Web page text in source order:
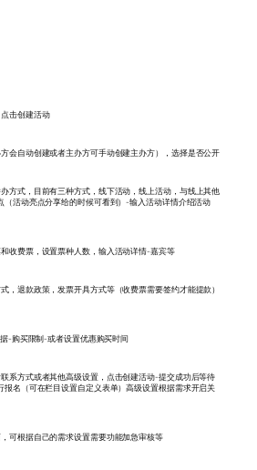
击创建活动
会自动创建或者主办方可手动创建主办方），选择是否公开
方式，目前有三种方式，线下活动，线上活动，与线上其他
（活动亮点分享给的时候可看到）-输入活动详情介绍活动
收费票，设置票种人数，输入活动详情-嘉宾等
，退款政策，发票开具方式等（收费票需要签约才能提款）
-购买限制-或者设置优惠购买时间
系方式或者其他高级设置，点击创建活动-提交成功后等待
报名（可在栏目设置自定义表单）高级设置根据需求开启关
可根据自己的需求设置需要功能加急审核等